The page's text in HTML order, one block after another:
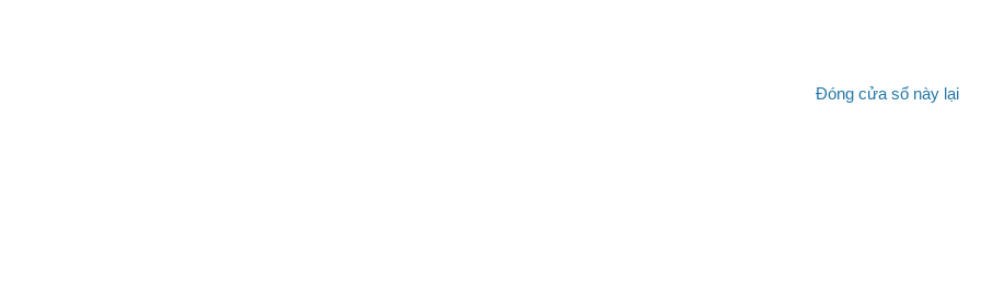
Đóng cửa sổ này lại